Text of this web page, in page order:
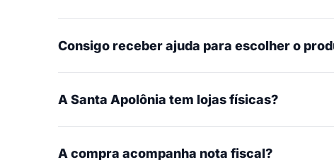
Consigo receber ajuda para escolher o
A Santa Apolônia tem lojas físicas?
A compra acompanha nota fiscal?